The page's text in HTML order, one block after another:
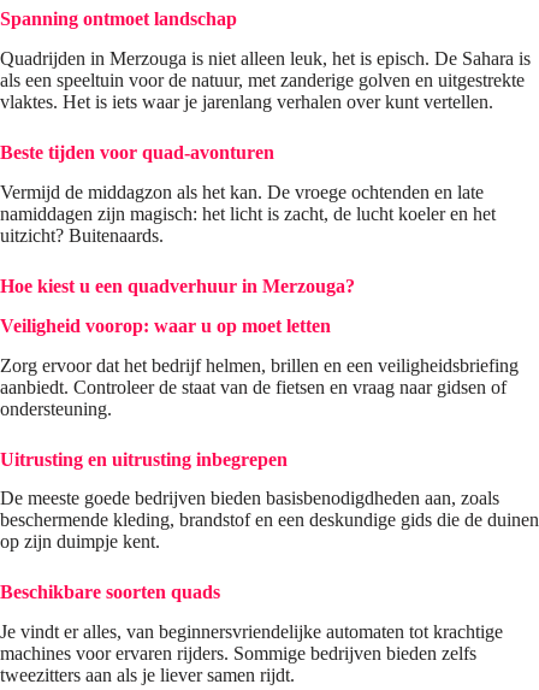
Spanning ontmoet landschap
Quadrijden in Merzouga is niet alleen leuk, het is episch. De Sahara is
als een speeltuin voor de natuur, met zanderige golven en uitgestrekte
vlaktes. Het is iets waar je jarenlang verhalen over kunt vertellen.
Beste tijden voor quad-avonturen
Vermijd de middagzon als het kan. De vroege ochtenden en late
namiddagen zijn magisch: het licht is zacht, de lucht koeler en het
uitzicht? Buitenaards.
Hoe kiest u een quadverhuur in Merzouga?
Veiligheid voorop: waar u op moet letten
Zorg ervoor dat het bedrijf helmen, brillen en een veiligheidsbriefing
aanbiedt. Controleer de staat van de fietsen en vraag naar gidsen of
ondersteuning.
Uitrusting en uitrusting inbegrepen
De meeste goede bedrijven bieden basisbenodigdheden aan, zoals
beschermende kleding, brandstof en een deskundige gids die de duinen
op zijn duimpje kent.
Beschikbare soorten quads
Je vindt er alles, van beginnersvriendelijke automaten tot krachtige
machines voor ervaren rijders. Sommige bedrijven bieden zelfs
tweezitters aan als je liever samen rijdt.